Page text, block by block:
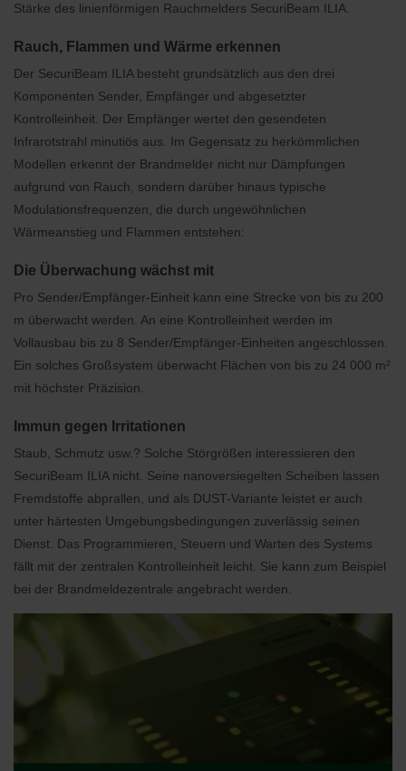
Stärke des linienförmigen Rauchmelders SecuriBeam ILIA.
Rauch, Flammen und Wärme erkennen
Der SecuriBeam ILIA besteht grundsätzlich aus den drei
Komponenten Sender, Empfänger und abgesetzter
Kontrolleinheit. Der Empfänger wertet den gesendeten
Infrarotstrahl minutiös aus. Im Gegensatz zu herkömmlichen
Modellen erkennt der Brandmelder nicht nur Dämpfungen
aufgrund von Rauch, sondern darüber hinaus typische
Modulationsfrequenzen, die durch ungewöhnlichen
Wärmeanstieg und Flammen entstehen:
Die Überwachung wächst mit
Pro Sender/Empfänger-Einheit kann eine Strecke von bis zu 200
m überwacht werden. An eine Kontrolleinheit werden im
Vollausbau bis zu 8 Sender/Empfänger-Einheiten angeschlossen.
Ein solches Großsystem überwacht Flächen von bis zu 24 000 m²
mit höchster Präzision.
Immun gegen Irritationen
Staub, Schmutz usw.? Solche Störgrößen interessieren den
SecuriBeam ILIA nicht. Seine nanoversiegelten Scheiben lassen
Fremdstoffe abprallen, und als DUST-Variante leistet er auch
unter härtesten Umgebungsbedingungen zuverlässig seinen
Dienst. Das Programmieren, Steuern und Warten des Systems
fällt mit der zentralen Kontrolleinheit leicht. Sie kann zum Beispiel
bei der Brandmeldezentrale angebracht werden.